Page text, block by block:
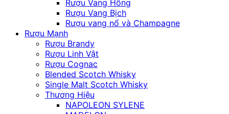
Rượu Vang Hồng
Rượu Vang Bịch
Rượu vang nổ và Champagne
Rượu Mạnh
Rượu Brandy
Rượu Linh Vật
Rượu Cognac
Blended Scotch Whisky
Single Malt Scotch Whisky
Thương Hiệu
NAPOLEON SYLENE